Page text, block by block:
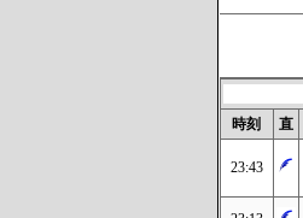
時刻
直
23:43